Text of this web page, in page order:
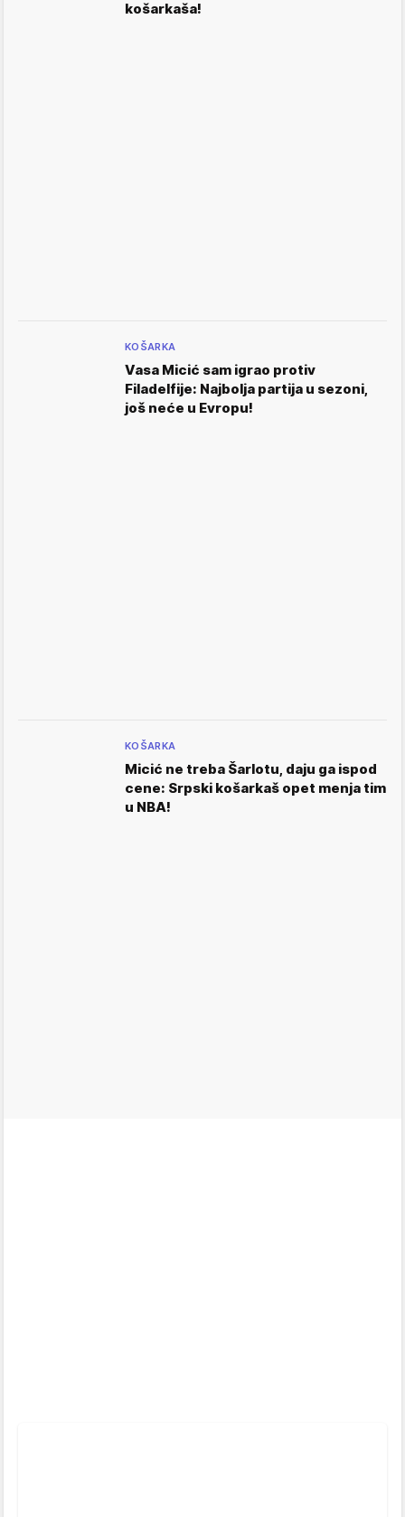
košarkaša!
KOŠARKA
Vasa Micić sam igrao protiv
Filadelfije: Najbolja partija u sezoni,
još neće u Evropu!
KOŠARKA
Micić ne treba Šarlotu, daju ga ispod
cene: Srpski košarkaš opet menja tim
u NBA!